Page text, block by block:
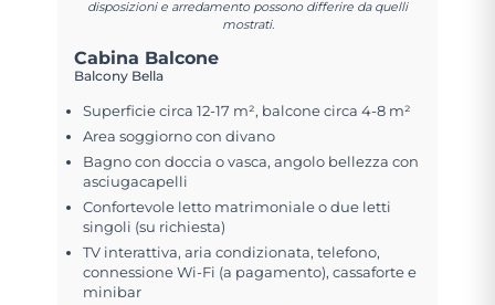
disposizioni e arredamento possono differire da quelli
mostrati.
Cabina Balcone
Balcony Bella
Superficie circa 12-17 m², balcone circa 4-8 m²
Area soggiorno con divano
Bagno con doccia o vasca, angolo bellezza con
asciugacapelli
Confortevole letto matrimoniale o due letti
singoli (su richiesta)
TV interattiva, aria condizionata, telefono,
connessione Wi-Fi (a pagamento), cassaforte e
minibar